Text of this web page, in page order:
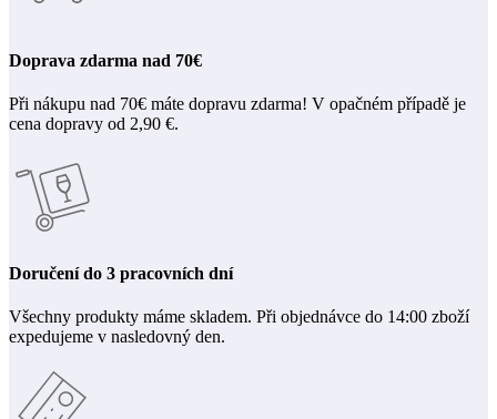
Doprava zdarma nad 70€
Při nákupu nad 70€ máte dopravu zdarma! V opačném případě je
cena dopravy od 2,90 €.
Doručení do 3 pracovních dní
Všechny produkty máme skladem. Při objednávce do 14:00 zboží
expedujeme v nasledovný den.